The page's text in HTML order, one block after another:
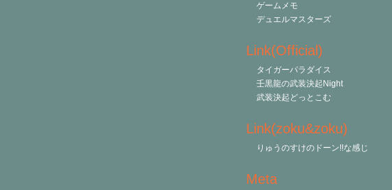
ゲームメモ
デュエルマスターズ
Link(Official)
タイガーパラダイス
壬黒龍の武装決起Night
武装決起どっとこむ
Link(zoku&zoku)
りゅうのすけのドーン!!な感じ
Meta